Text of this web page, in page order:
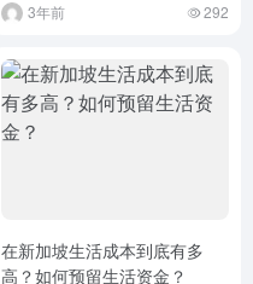
3年前 292
在新加坡生活成本到底有多
高？如何预留生活资金？